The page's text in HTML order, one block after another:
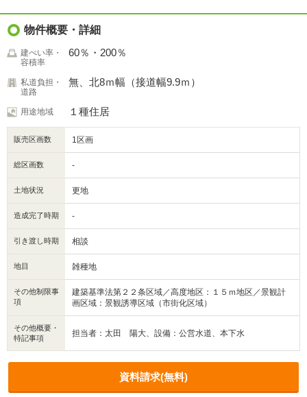
物件概要・詳細
建ぺい率・
容積率
60％・200％
私道負担・
道路
無、北8ｍ幅（接道幅9.9ｍ）
用途地域 １種住居
販売区画数 1区画
総区画数 -
土地状況 更地
造成完了時期 -
引き渡し時期 相談
地目 雑種地
その他制限事
項
建築基準法第２２条区域／高度地区：１５ｍ地区／景観計
画区域：景観誘導区域（市街化区域）
その他概要・
特記事項
担当者：太田 陽大、設備：公営水道、本下水
資料請求(無料)